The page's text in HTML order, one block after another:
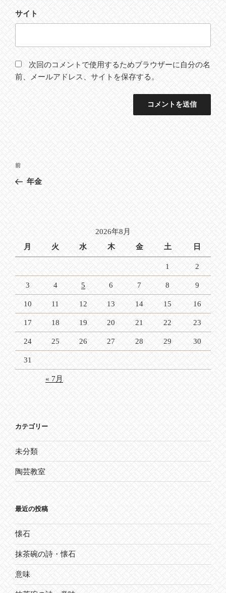
サイト
次回のコメントで使用するためブラウザーに自分の名
前、メールアドレス、サイトを保存する。
投
稿
ナ
ビ
ゲ
ー
シ
ョ
ン
前
の
投
稿
前
年金
2026年8月
月
火 水 木 金 土 日
1 2
3 4 5 6 7 8 9
10 11 12 13 14 15 16
17 18 19 20 21 22 23
24 25 26 27 28 29 30
31
« 7月
カテゴリー
未分類
陶芸教室
最近の投稿
懐石
抹茶碗の詩・懐石
意味